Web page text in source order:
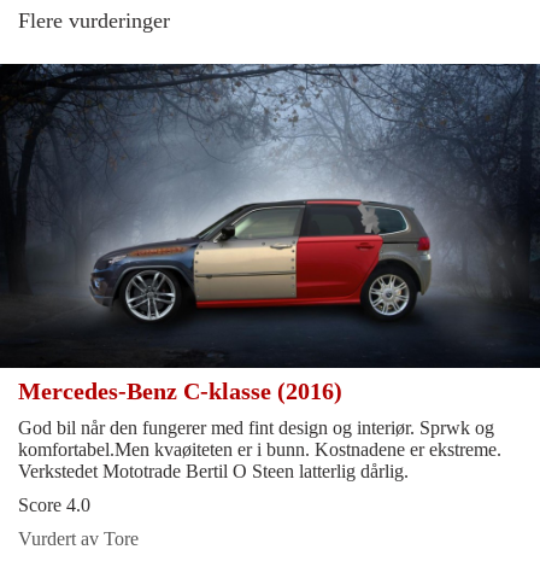
Flere vurderinger
Mercedes-Benz C-klasse (2016)
God bil når den fungerer med fint design og interiør. Sprwk og
komfortabel.Men kvaøiteten er i bunn. Kostnadene er ekstreme.
Verkstedet Mototrade Bertil O Steen latterlig dårlig.
Score 4.0
Vurdert av Tore